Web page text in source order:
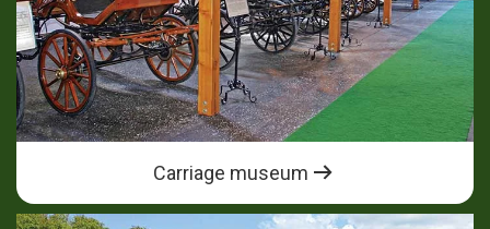
Carriage museum